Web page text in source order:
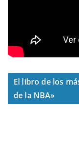
El libro de los
de la NBA»